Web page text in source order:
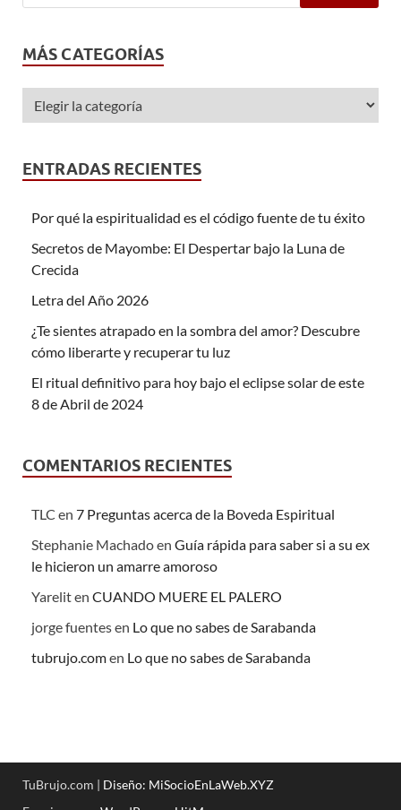
MÁS CATEGORÍAS
ENTRADAS RECIENTES
Por qué la espiritualidad es el código fuente de tu éxito
Secretos de Mayombe: El Despertar bajo la Luna de
Crecida
Letra del Año 2026
¿Te sientes atrapado en la sombra del amor? Descubre
cómo liberarte y recuperar tu luz
El ritual definitivo para hoy bajo el eclipse solar de este
8 de Abril de 2024
COMENTARIOS RECIENTES
TLC en 7 Preguntas acerca de la Boveda Espiritual
Stephanie Machadoen Guía rápida para saber si a su ex
le hicieron un amarre amoroso
Yareliten CUANDO MUERE EL PALERO
jorge fuentesen Lo que no sabes de Sarabanda
tubrujo.comen Lo que no sabes de Sarabanda
TuBrujo.com | Diseño: MiSocioEnLaWeb.XYZ